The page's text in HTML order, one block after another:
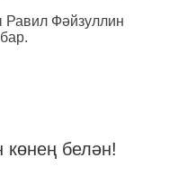
Равил Фәйзуллин
көнең белән!